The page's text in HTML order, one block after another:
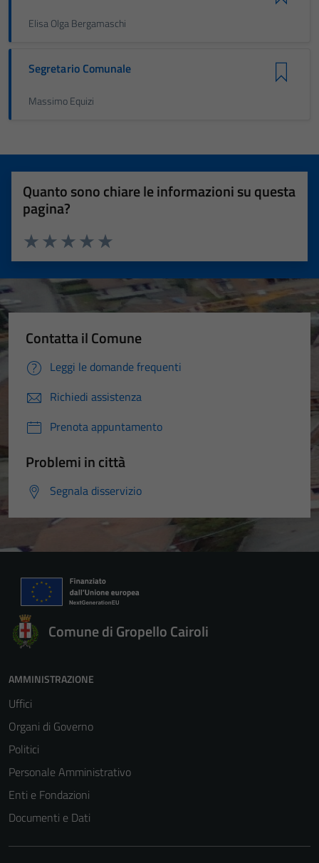
Elisa Olga Bergamaschi
Segretario Comunale
Massimo Equizi
Quanto sono chiare le informazioni su questa
pagina?
Valuta 5 stelle su 5
Valuta 4 stelle su 5
Valuta 3 stelle su 5
Valuta 2 stelle su 5
Valuta 1 stelle su 5
Contatta il Comune
Leggi le domande frequenti
Richiedi assistenza
Prenota appuntamento
Problemi in città
Segnala disservizio
Comune di Gropello Cairoli
AMMINISTRAZIONE
Uffici
Organi di Governo
Politici
Personale Amministrativo
Enti e Fondazioni
Documenti e Dati